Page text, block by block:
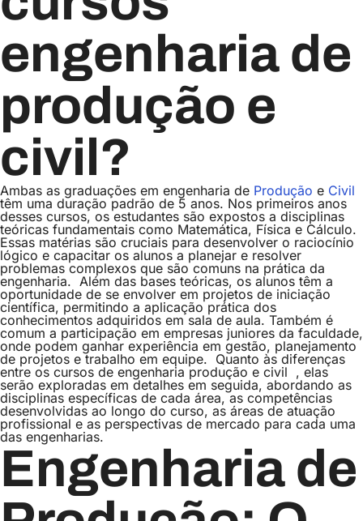
engenharia de
produção e
civil?
Ambas as graduações em engenharia de Produção e Civil
têm uma duração padrão de 5 anos. Nos primeiros anos
desses cursos, os estudantes são expostos a disciplinas
teóricas fundamentais como Matemática, Física e Cálculo.
Essas matérias são cruciais para desenvolver o raciocínio
lógico e capacitar os alunos a planejar e resolver
problemas complexos que são comuns na prática da
engenharia. Além das bases teóricas, os alunos têm a
oportunidade de se envolver em projetos de iniciação
científica, permitindo a aplicação prática dos
conhecimentos adquiridos em sala de aula. Também é
comum a participação em empresas juniores da faculdade,
onde podem ganhar experiência em gestão, planejamento
de projetos e trabalho em equipe. Quanto às diferenças
entre os cursos de engenharia produção e civil , elas
serão exploradas em detalhes em seguida, abordando as
disciplinas específicas de cada área, as competências
desenvolvidas ao longo do curso, as áreas de atuação
profissional e as perspectivas de mercado para cada uma
das engenharias.
Engenharia de